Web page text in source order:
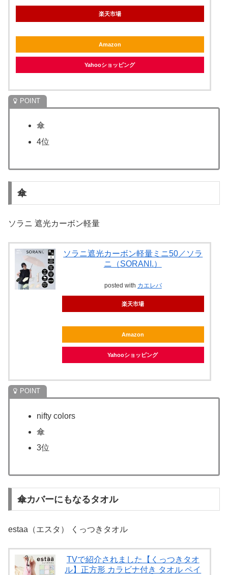
楽天市場
Amazon
Yahooショッピング
傘
4位
傘
ソラニ 遮光カーボン軽量
ソラニ遮光カーボン軽量ミニ50／ソラ
ニ（SORANI.）
posted with カエレバ
楽天市場
Amazon
Yahooショッピング
nifty colors
傘
3位
傘カバーにもなるタオル
estaa（エスタ） くっつきタオル
TVで紹介されました【くっつきタオ
ル】正方形 カラビナ付き タオル ペイ